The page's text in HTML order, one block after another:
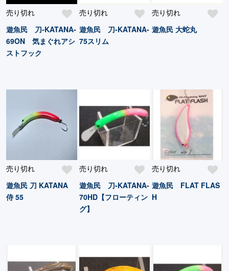
売り切れ
遊魚民 刀-KATANA-
69ON 気まぐれアシ
ストフック
売り切れ
遊魚民 刀-KATANA-
75スリム
売り切れ
遊魚民 大蛇丸
売り切れ
遊魚民 刀 KATANA
侍 55
売り切れ
遊魚民 刀-KATANA-
70HD【フローティン
グ】
売り切れ
遊魚民 FLAT FLAS
H